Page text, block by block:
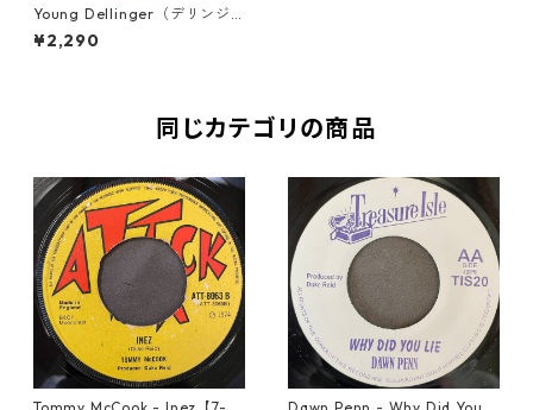
Young Dellinger（デリンジ
ャー） - Fat Beef Skank【7-
20193】
¥2,290
同じカテゴリの商品